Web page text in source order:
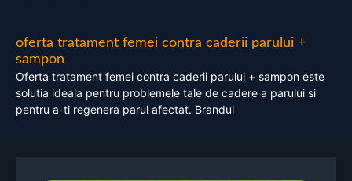
oferta tratament femei contra caderii parului +
sampon
Oferta tratament femei contra caderii parului + sampon este
solutia ideala pentru problemele tale de cadere a parului si
pentru a-ti regenera parul afectat. Brandul